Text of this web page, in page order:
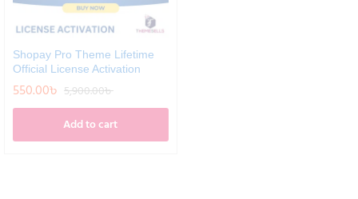
Shopay Pro Theme Lifetime
Official License Activation
550.00৳ 5,900.00৳
Add to cart